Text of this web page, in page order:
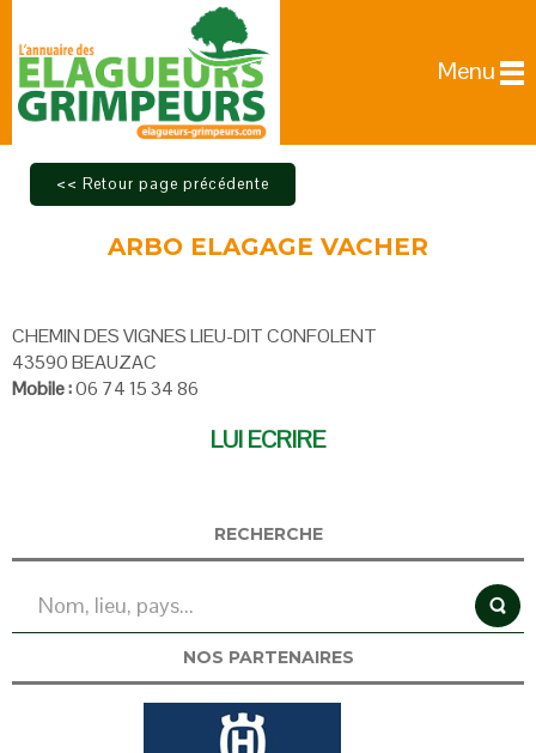
Menu
ARBO ELAGAGE VACHER
CHEMIN DES VIGNES LIEU-DIT CONFOLENT
43590 BEAUZAC
Mobile :06 74 15 34 86
LUI ECRIRE
RECHERCHE
NOS PARTENAIRES